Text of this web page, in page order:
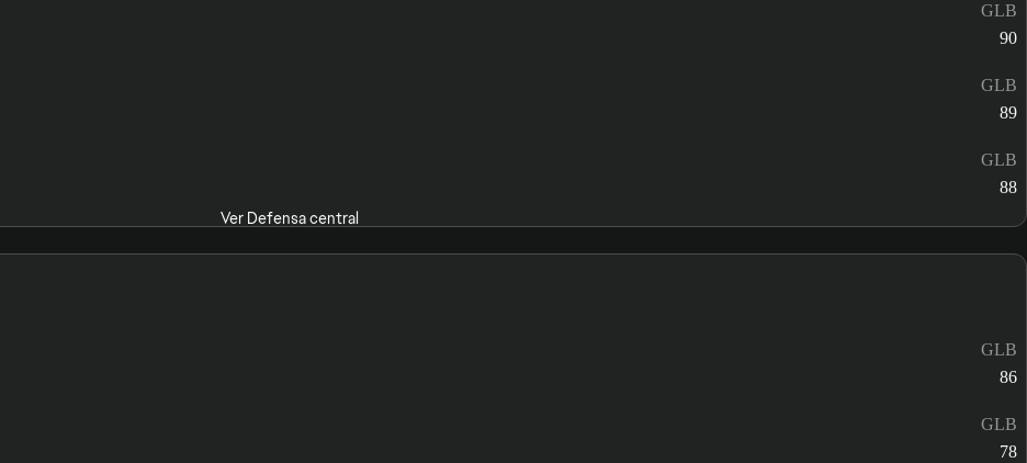
GLB
90
GLB
89
GLB
88
Ver Defensa central
GLB
86
GLB
78